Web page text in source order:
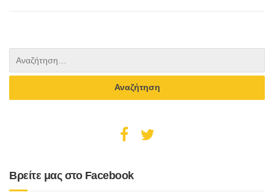
Βρείτε μας στο Facebook